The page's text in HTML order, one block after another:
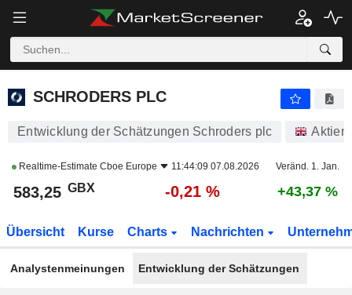
SCHRODERS PLC
SCHRODERS PLC
Entwicklung der Schätzungen Schroders plc Aktien
Realtime-Estimate Cboe Europe 11:44:09 07.08.2026 Veränd. 1. Jan.
583,25 GBX -0,21 % +43,37 %
Übersicht Kurse Charts Nachrichten
Analystenmeinungen Entwicklung der Schätzungen